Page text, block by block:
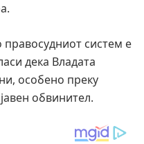
систем е
дека Владата
особено преку
обвинител.